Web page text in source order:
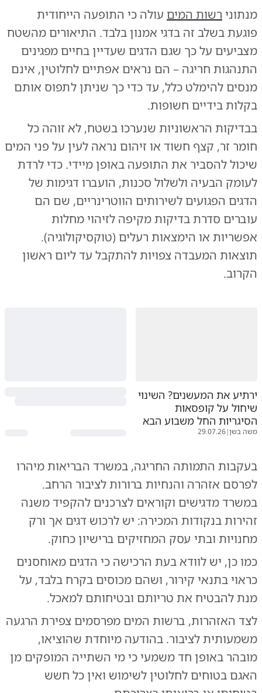
מנתוני רשות המים עולה כי התופעה הייחודית
פוגעת בשלב זה בדגי אמנון בלבד. התיאורים מהשטח
מצביעים על כך שגם הדגים שעדיין בחיים מפגינים
התנהגות חריגה – הם נראים אפתיים לחלוטין, אינם
מנסים להימלט כלל, עד כדי כך שניתן לתפוס אותם
בקלות בידיים חשופות.
בבדיקות הראשוניות שנערכו בשטח, לא זוהה כל
חומר זר, קצף חשוד או זיהום נראה לעין על פני המים
שיכול להסביר את התופעה באופן מיידי. כדי לרדת
לעומק הבעיה ולשלול סכנות, הועברו דגימות של
הדגים הפגועים לשירותים הווטרינריים, שם הם
עוברים סדרת בדיקות מקיפה לזיהוי מחלות
אפשריות או הימצאות רעלים (טוקסיקולוגיה).
תוצאות המעבדה צפויות להתקבל עד ליום ראשון
הקרוב.
ירתיע את המעשנים? השינוי
שיחול על קופסאות
הסיגריות החל משבוע הבא
משה בשן|
29.07.26
בעקבות התמותה החריגה, במשרד הבריאות מיהרו
לפרסם אזהרה והנחיות ברורות לציבור הרחב.
במשרד מדגישים וקוראים לצרכנים להקפיד משנה
זהירות בנקודות המכירה: יש לרכוש דגים אך ורק
מחנויות ובתי עסק המחזיקים ברישיון כחוק.
כמו כן, יש לוודא בעת הרכישה כי הדגים מאוחסנים
כראוי בתנאי קירור, ושהם מכוסים בקרח בלבד, על
מנת להבטיח את טריותם ובטיחותם למאכל.
לצד האזהרות, ברשות המים מפרסמים צפירת הרגעה
משמעותית לציבור. בהודעה מיוחדת שהוציאו,
מובהר באופן חד משמעי כי מי השתייה המופקים מן
האגם בטוחים לחלוטין לשימוש ואין כל חשש